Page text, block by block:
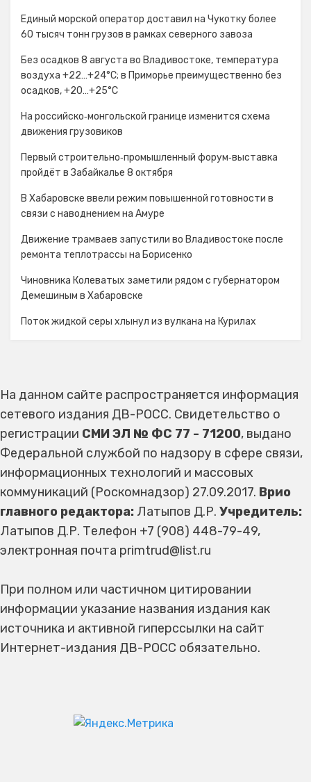
Единый морской оператор доставил на Чукотку более
60 тысяч тонн грузов в рамках северного завоза
Без осадков 8 августа во Владивостоке, температура
воздуха +22…+24°С; в Приморье преимущественно без
осадков, +20…+25°C
На российско‑монгольской границе изменится схема
движения грузовиков
Первый строительно‑промышленный форум‑выставка
пройдёт в Забайкалье 8 октября
В Хабаровске ввели режим повышенной готовности в
связи с наводнением на Амуре
Движение трамваев запустили во Владивостоке после
ремонта теплотрассы на Борисенко
Чиновника Колеватых заметили рядом с губернатором
Демешиным в Хабаровске
Поток жидкой серы хлынул из вулкана на Курилах
На данном сайте распространяется информация
сетевого издания ДВ-РОСС. Свидетельство о
регистрации СМИ ЭЛ № ФС 77 - 71200, выдано
Федеральной службой по надзору в сфере связи,
информационных технологий и массовых
коммуникаций (Роскомнадзор) 27.09.2017. Врио
главного редактора: Латыпов Д.Р. Учредитель:
Латыпов Д.Р. Телефон +7 (908) 448-79-49,
электронная почта primtrud@list.ru
При полном или частичном цитировании
информации указание названия издания как
источника и активной гиперссылки на сайт
Интернет-издания ДВ-РОСС обязательно.